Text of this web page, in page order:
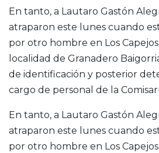
En tanto, a Lautaro Gastón
atraparon este lunes cuando
por otro hombre en Los
localidad de Granadero
de identificación y posterior
cargo de personal de la
En tanto, a Lautaro Gastón
atraparon este lunes cuando
por otro hombre en Los